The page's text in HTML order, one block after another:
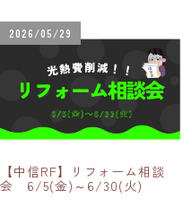
2026/05/29
【中信RF】リフォーム相談
会 6/5(金)～6/30(火)